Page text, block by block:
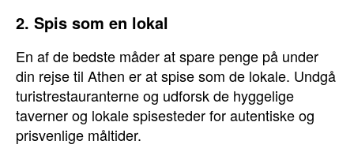
2. Spis som en lokal
En af de bedste måder at spare penge på under
din rejse til Athen er at spise som de lokale. Undgå
turistrestauranterne og udforsk de hyggelige
taverner og lokale spisesteder for autentiske og
prisvenlige måltider.